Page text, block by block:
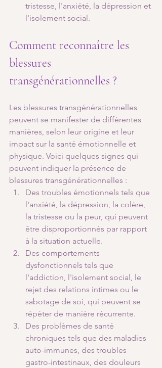
tristesse, l'anxiété, la dépression et
l'isolement social.
Comment reconnaître les
blessures
transgénérationnelles ?
Les blessures transgénérationnelles
peuvent se manifester de différentes
manières, selon leur origine et leur
impact sur la santé émotionnelle et
physique. Voici quelques signes qui
peuvent indiquer la présence de
blessures transgénérationnelles :
Des troubles émotionnels tels que
l'anxiété, la dépression, la colère,
la tristesse ou la peur, qui peuvent
être disproportionnés par rapport
à la situation actuelle.
Des comportements
dysfonctionnels tels que
l'addiction, l'isolement social, le
rejet des relations intimes ou le
sabotage de soi, qui peuvent se
répéter de manière récurrente.
Des problèmes de santé
chroniques tels que des maladies
auto-immunes, des troubles
gastro-intestinaux, des douleurs